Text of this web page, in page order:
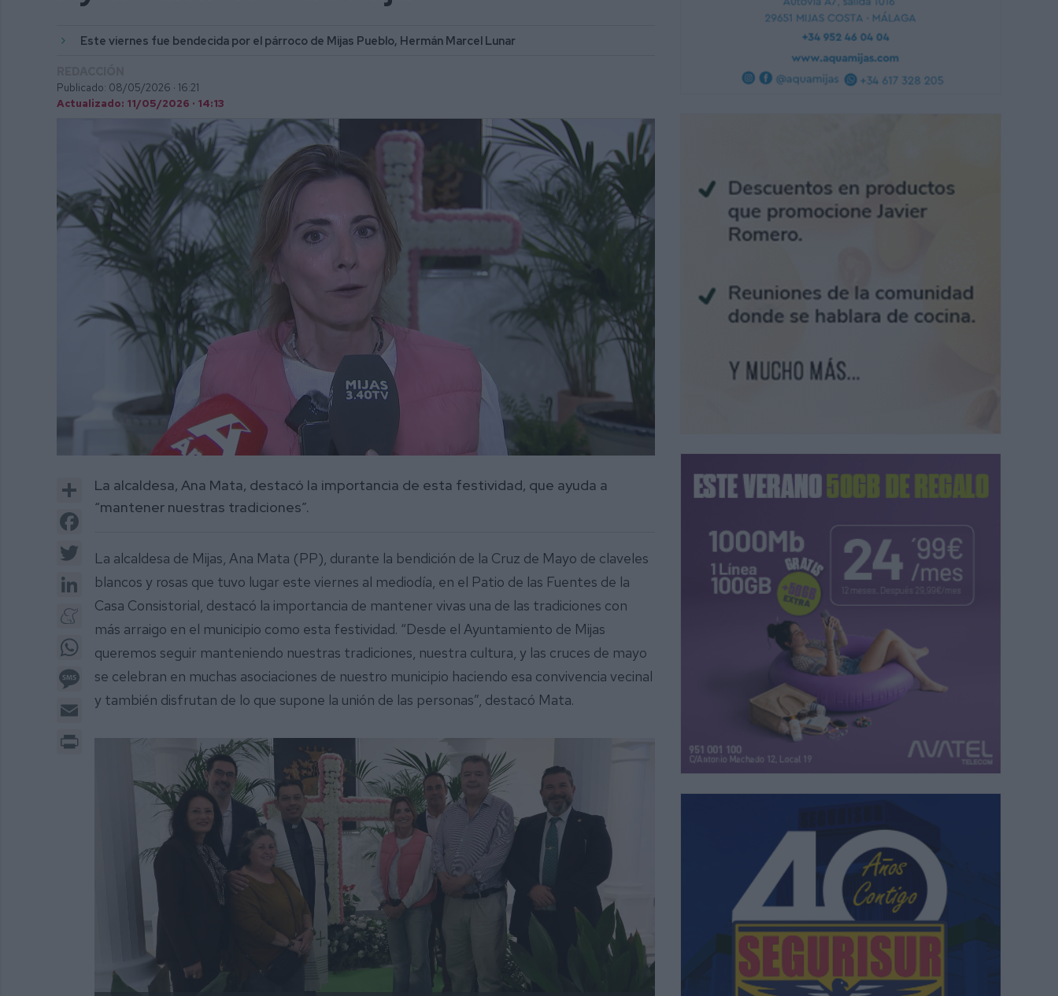
Este viernes fue bendecida por el párroco de Mijas Pueblo, Hermán Marcel Lunar
Publicado: 08/05/2026 · 16:21
Actualizado: 11/05/2026 · 14:13
1
minute,
54
seconds
Share
Facebook
LinkedIn
Meneame
Message
Email
La alcaldesa, Ana Mata, destacó la importancia de esta festividad, que ayuda a
“mantener nuestras tradiciones”.
La alcaldesa de Mijas, Ana Mata (PP), durante la bendición de la Cruz de Mayo de claveles
blancos y rosas que tuvo lugar este viernes al mediodía, en el Patio de las Fuentes de la
Casa Consistorial, destacó la importancia de mantener vivas una de las tradiciones con
más arraigo en el municipio como esta festividad. “Desde el Ayuntamiento de Mijas
queremos seguir manteniendo nuestras tradiciones, nuestra cultura, y las cruces de mayo
se celebran en muchas asociaciones de nuestro municipio haciendo esa convivencia vecinal
y también disfrutan de lo que supone la unión de las personas”, destacó Mata.